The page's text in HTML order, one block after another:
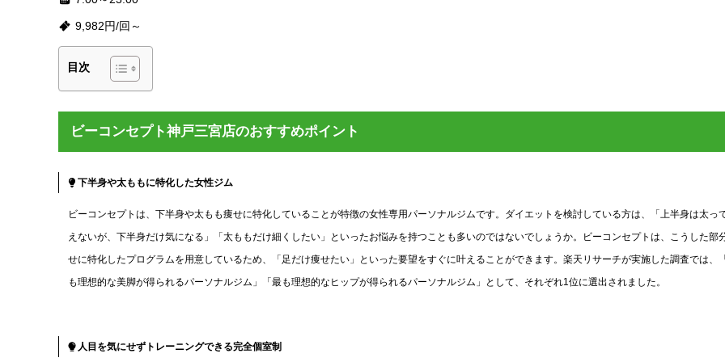
9,982円/回～
目次
ビーコンセプト神戸三宮店のおすすめポイント
下半身や太ももに特化した女性ジム
ビーコンセプトは、下半身や太もも痩せに特化していることが特徴の女性専用パーソナルジムです。ダイエットを検討している方は、「上半身は太っ
えないが、下半身だけ気になる」「太ももだけ細くしたい」といったお悩みを持つことも多いのではないでしょうか。ビーコンセプトは、こうした部
せに特化したプログラムを用意しているため、「足だけ痩せたい」といった要望をすぐに叶えることができます。楽天リサーチが実施した調査では、
も理想的な美脚が得られるパーソナルジム」「最も理想的なヒップが得られるパーソナルジム」として、それぞれ1位に選出されました。
人目を気にせずトレーニングできる完全個室制